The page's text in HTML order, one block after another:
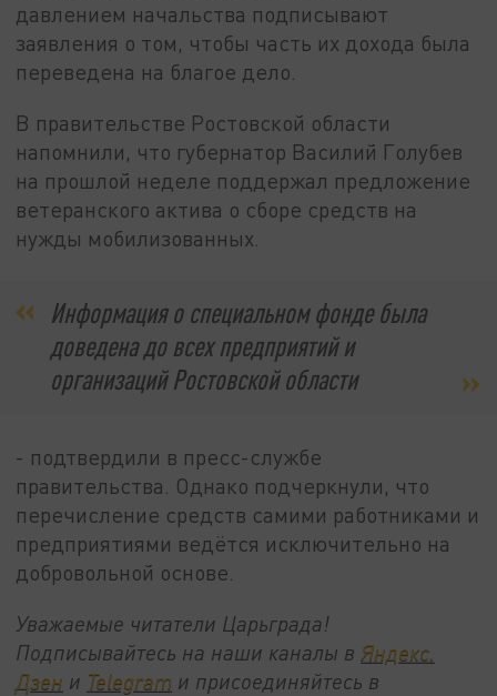
давлением начальства подписывают
заявления о том, чтобы часть их дохода была
переведена на благое дело.
В правительстве Ростовской области
напомнили, что губернатор Василий Голубев
на прошлой неделе поддержал предложение
ветеранского актива о сборе средств на
нужды мобилизованных.
Информация о специальном фонде была
доведена до всех предприятий и
организаций Ростовской области
- подтвердили в пресс-службе
правительства. Однако подчеркнули, что
перечисление средств самими работниками и
предприятиями ведётся исключительно на
добровольной основе.
Уважаемые читатели Царьграда!
Подписывайтесь на наши каналы в Яндекс.
Дзен и Telegram и присоединяйтесь в